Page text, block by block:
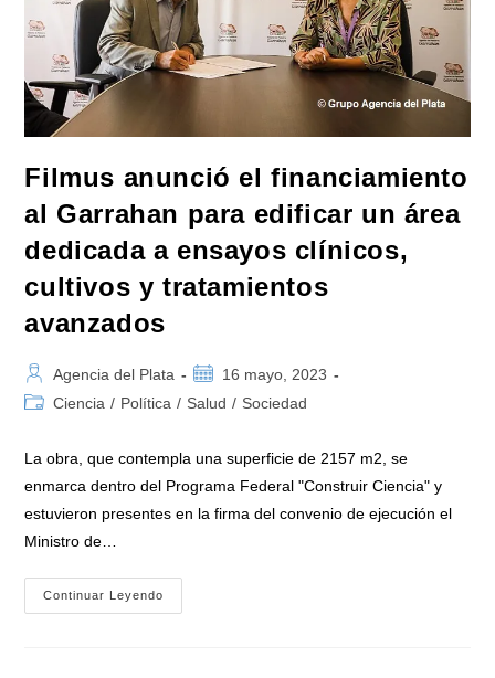
Filmus anunció el financiamiento
al Garrahan para edificar un área
dedicada a ensayos clínicos,
cultivos y tratamientos
avanzados
Autor
de
Agencia del Plata
Publicación
de
16 mayo, 2023
Categoría
entrada:
Ciencia / Política / Salud / Sociedad
La obra, que contempla una superficie de 2157 m2, se
enmarca dentro del Programa Federal "Construir Ciencia" y
estuvieron presentes en la firma del convenio de ejecución el
Ministro de…
Continuar Leyendo
Anunció